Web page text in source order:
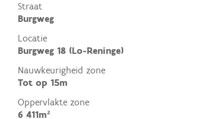
Straat
Burgweg
Locatie
Burgweg 18 (Lo-Reninge)
Nauwkeurigheid zone
Tot op 15m
Oppervlakte zone
6 411m²